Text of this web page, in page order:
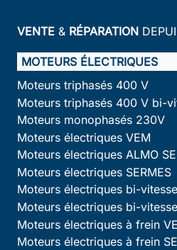
VENTE & RÉPARATION
MOTEURS ÉLECTRIQUES
Moteurs triphasés 400 V
Moteurs triphasés 400 V bi-
Moteurs monophasés 230V
Moteurs électriques VEM
Moteurs électriques ALMO
Moteurs électriques SERMES
Moteurs électriques bi-
Moteurs électriques bi-
Moteurs électriques à frein
Moteurs électriques à frein